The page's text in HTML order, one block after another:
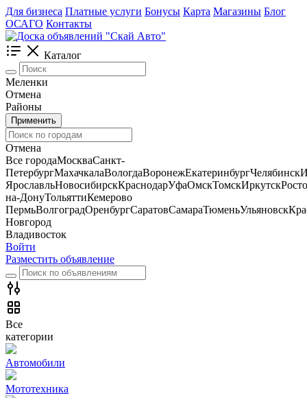
Для бизнеса Платные услуги Бонусы Карта Магазины Блог
ОСАГО Контакты
Каталог
Меленки
Отмена
Районы
Применить
Отмена
Все городаМоскваСанкт-
ПетербургМахачкалаВологдаВоронежЕкатеринбургЧелябинск
ЯрославльНовосибирскКраснодарУфаОмскТомскИркутск
на-ДонуТольяттиКемерово
ПермьВолгоградОренбургСаратовСамараТюменьУльяновск
Новгород
Владивосток
Войти
Разместить объявление
Все
категории
Автомобили
Мототехника